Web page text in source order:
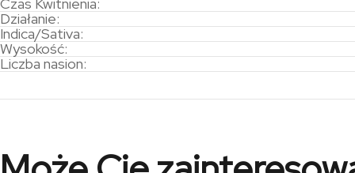
Czas Kwitnienia:
Działanie:
Indica/Sativa:
Wysokość:
Liczba nasion: